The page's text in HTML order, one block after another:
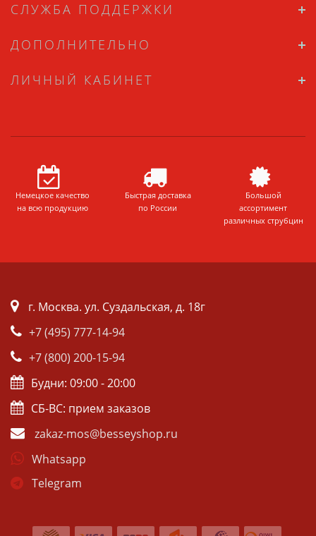
СЛУЖБА ПОДДЕРЖКИ
ДОПОЛНИТЕЛЬНО
ЛИЧНЫЙ КАБИНЕТ
Немецкое качество
на всю продукцию
Быстрая доставка
по России
Большой
ассортимент
различных струбцин
г. Москва. ул. Суздальская, д. 18г
+7 (495) 777-14-94
+7 (800) 200-15-94
Будни: 09:00 - 20:00
СБ-ВС: прием заказов
zakaz-mos@besseyshop.ru
Whatsapp
Telegram